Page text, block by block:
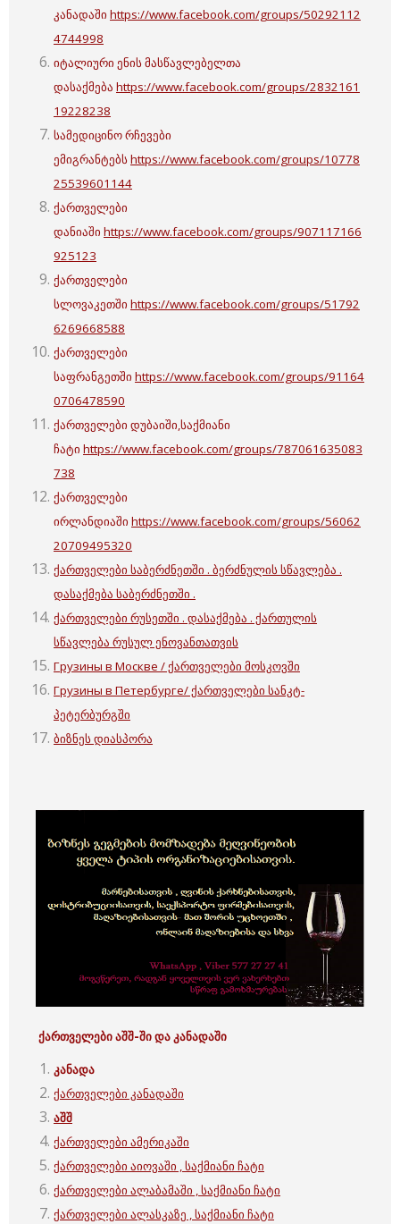
კანადაში https://www.facebook.com/groups/50292112
4744998
იტალიური ენის მასწავლებელთა
დასაქმება https://www.facebook.com/groups/2832161
19228238
სამედიცინო რჩევები
ემიგრანტებს https://www.facebook.com/groups/10778
25539601144
ქართველები
დანიაში https://www.facebook.com/groups/907117166
925123
ქართველები
სლოვაკეთში https://www.facebook.com/groups/51792
6269668588
ქართველები
საფრანგეთში https://www.facebook.com/groups/91164
0706478590
ქართველები დუბაიში,საქმიანი
ჩატი https://www.facebook.com/groups/787061635083
738
ქართველები
ირლანდიაში https://www.facebook.com/groups/56062
20709495320
ქართველები საბერძნეთში . ბერძნულის სწავლება .
დასაქმება საბერძნეთში .
ქართველები რუსეთში . დასაქმება . ქართულის
სწავლება რუსულ ენოვანთათვის
Грузины в Москве / ქართველები მოსკოვში
Грузины в Петербурге/ ქართველები სანკტ-
პეტერბურგში
ბიზნეს დიასპორა
ქართველები აშშ-ში და კანადაში
კანადა
ქართველები კანადაში
აშშ
ქართველები ამერიკაში
ქართველები აიოვაში , საქმიანი ჩატი
ქართველები ალაბამაში , საქმიანი ჩატი
ქართველები ალასკაზე , საქმიანი ჩატი